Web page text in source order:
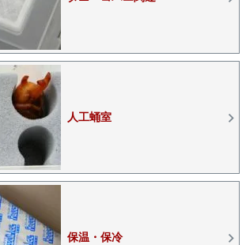
人工蛹室
保温・保冷